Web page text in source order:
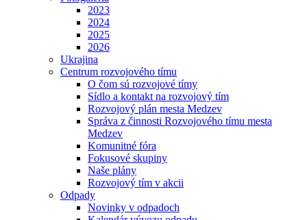
2023
2024
2025
2026
Ukrajina
Centrum rozvojového tímu
O čom sú rozvojové tímy
Sídlo a kontakt na rozvojový tím
Rozvojový plán mesta Medzev
Správa z činnosti Rozvojového tímu mesta
Medzev
Komunitné fóra
Fokusové skupiny
Naše plány
Rozvojový tím v akcii
Odpady
Novinky v odpadoch